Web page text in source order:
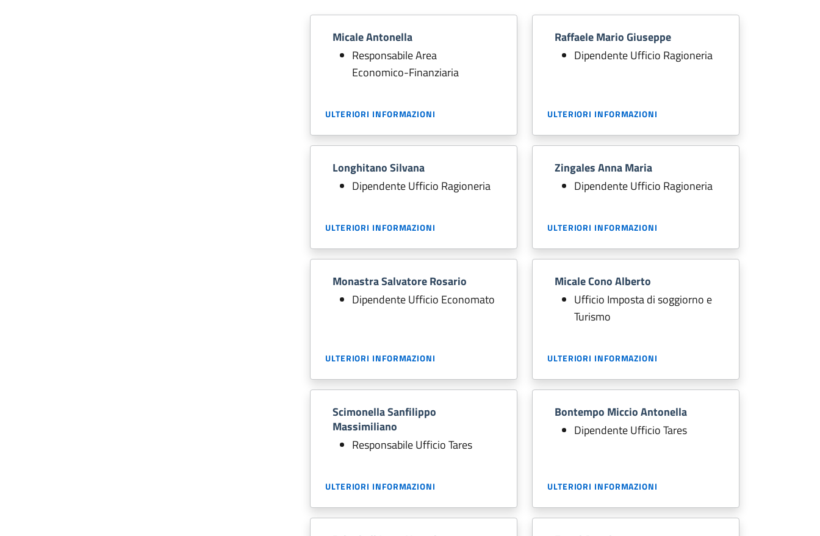
Micale Antonella
Responsabile Area
Economico-Finanziaria
ULTERIORI INFORMAZIONI
Raffaele Mario Giuseppe
Dipendente Ufficio Ragioneria
ULTERIORI INFORMAZIONI
Longhitano Silvana
Dipendente Ufficio Ragioneria
ULTERIORI INFORMAZIONI
Zingales Anna Maria
Dipendente Ufficio Ragioneria
ULTERIORI INFORMAZIONI
Monastra Salvatore Rosario
Dipendente Ufficio Economato
ULTERIORI INFORMAZIONI
Micale Cono Alberto
Ufficio Imposta di soggiorno e
Turismo
ULTERIORI INFORMAZIONI
Scimonella Sanfilippo
Massimiliano
Responsabile Ufficio Tares
ULTERIORI INFORMAZIONI
Bontempo Miccio Antonella
Dipendente Ufficio Tares
ULTERIORI INFORMAZIONI